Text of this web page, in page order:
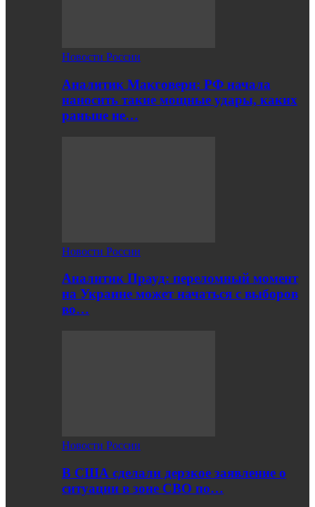
Новости России
Аналитик Макговерн: РФ начала
наносить такие мощные удары, каких
раньше не…
Новости России
Аналитик Прауд: переломный момент
на Украине может начаться с выборов
во…
Новости России
В США сделали дерзкое заявление о
ситуации в зоне СВО по…